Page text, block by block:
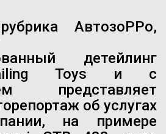
АвтозоРРо,
детейлинг
Toys и с
представляет
об услугах
на примере